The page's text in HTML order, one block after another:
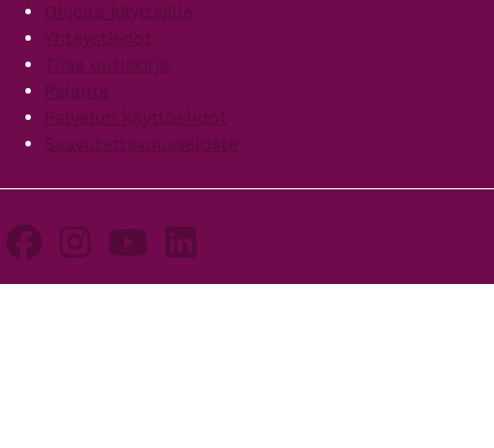
Ohjeita käyttäjille
Yhteystiedot
Tilaa uutiskirje
Palaute
Palvelun käyttöehdot
Saavutettavuusseloste